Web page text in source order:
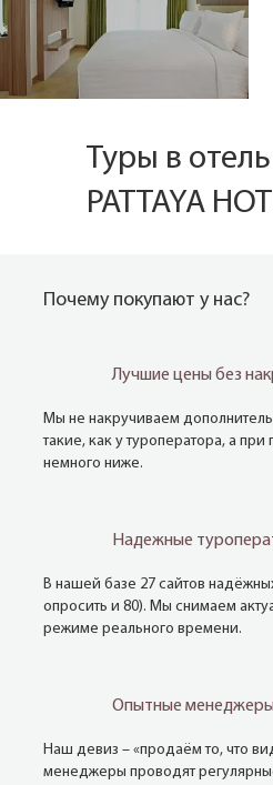
Туры в отель
PATTAYA
Почему покупают у нас?
Лучшие цены без
Мы не накручиваем
такие, как у туроператора, а
немного ниже.
Надежные
В нашей базе 27 сайтов
опросить и 80). Мы снимаем
режиме реального времени.
Опытные менеджеры
Наш девиз – «продаём то, что
менеджеры проводят